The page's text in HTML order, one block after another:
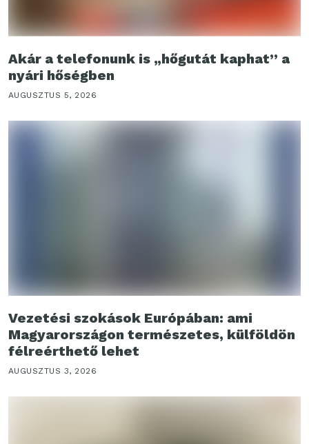
Akár a telefonunk is „hőgutát kaphat” a
nyári hőségben
AUGUSZTUS 5, 2026
Vezetési szokások Európában: ami
Magyarországon természetes, külföldön
félreérthető lehet
AUGUSZTUS 3, 2026